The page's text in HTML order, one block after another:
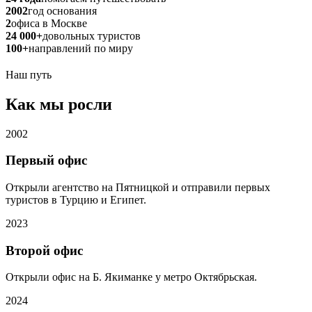
2002год основания
2офиса в Москве
24 000+довольных туристов
100+направлений по миру
Наш путь
Как мы росли
2002
Первый офис
Открыли агентство на Пятницкой и отправили первых
туристов в Турцию и Египет.
2023
Второй офис
Открыли офис на Б. Якиманке у метро Октябрьская.
2024